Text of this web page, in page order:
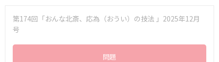
第174回「おんな北斎、応為（おうい）の技法 」2025年12月
号
問題